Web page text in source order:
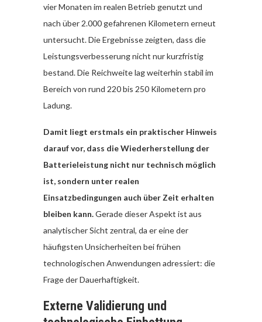
vier Monaten im realen Betrieb genutzt und
nach über 2.000 gefahrenen Kilometern erneut
untersucht. Die Ergebnisse zeigten, dass die
Leistungsverbesserung nicht nur kurzfristig
bestand. Die Reichweite lag weiterhin stabil im
Bereich von rund 220 bis 250 Kilometern pro
Ladung.
Damit liegt erstmals ein praktischer Hinweis
darauf vor, dass die Wiederherstellung der
Batterieleistung nicht nur technisch möglich
ist, sondern unter realen
Einsatzbedingungen auch über Zeit erhalten
bleiben kann.Gerade dieser Aspekt ist aus
analytischer Sicht zentral, da er eine der
häufigsten Unsicherheiten bei frühen
technologischen Anwendungen adressiert: die
Frage der Dauerhaftigkeit.
Externe Validierung und